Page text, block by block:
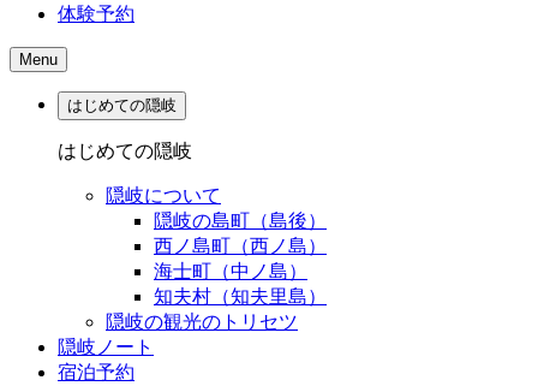
体験予約
Menu
はじめての隠岐
はじめての隠岐
隠岐について
隠岐の島町（島後）
西ノ島町（西ノ島）
海士町（中ノ島）
知夫村（知夫里島）
隠岐の観光のトリセツ
隠岐ノート
宿泊予約